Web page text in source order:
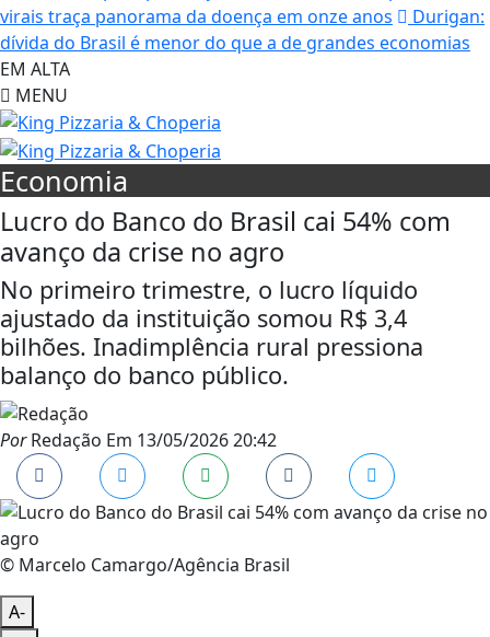
virais traça panorama da doença em onze anos
Durigan:
dívida do Brasil é menor do que a de grandes economias
EM ALTA
MENU
Economia
Lucro do Banco do Brasil cai 54% com
avanço da crise no agro
No primeiro trimestre, o lucro líquido
ajustado da instituição somou R$ 3,4
bilhões. Inadimplência rural pressiona
balanço do banco público.
PorRedação Em 13/05/2026 20:42
© Marcelo Camargo/Agência Brasil
A-